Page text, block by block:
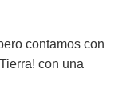
contamos con
con una